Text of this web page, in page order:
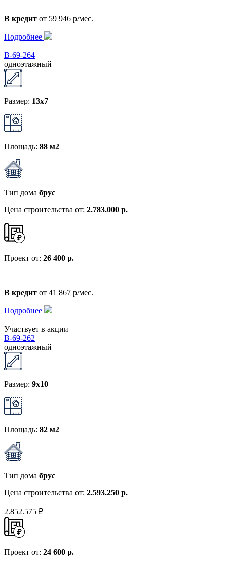
В кредит от 59 946 р/мес.
Подробнее
В-69-264
одноэтажный
Размер: 13x7
Площадь: 88 м2
Тип дома брус
Цена строительства от: 2.783.000 р.
Проект от: 26 400 р.
В кредит от 41 867 р/мес.
Подробнее
Участвует в акции
В-69-262
одноэтажный
Размер: 9x10
Площадь: 82 м2
Тип дома брус
Цена строительства от: 2.593.250 р.
2.852.575 ₽
Проект от: 24 600 р.